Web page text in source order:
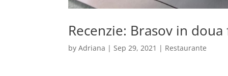
Recenzie: Brasov in
byAdriana | Sep 29, 2021 | Restaurante